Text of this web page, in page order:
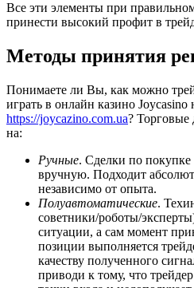
Все эти элементы при
принести высокий профит в
Методы принятия
Понимаете ли Вы, как можно
играть в онлайн казино Joycasino
https://joycazino.com.ua? Торговые
на:
Ручные. Сделки по
вручную. Подходит
независимо от опыта.
Полуавтоматические.
советники/роботы/
ситуации, а сам момент
позиции выполняется
качеству полученного
приводи к тому, что